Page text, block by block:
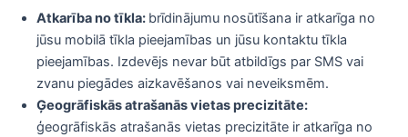
Atkarība no tīkla: brīdinājumu nosūtīšana ir atkarīga no
jūsu mobilā tīkla pieejamības un jūsu kontaktu tīkla
pieejamības. Izdevējs nevar būt atbildīgs par SMS vai
zvanu piegādes aizkavēšanos vai neveiksmēm.
Ģeogrāfiskās atrašanās vietas precizitāte:
ģeogrāfiskās atrašanās vietas precizitāte ir atkarīga no